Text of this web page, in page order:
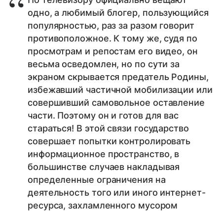
одно, а любимый блогер, пользующийся
популярностью, раз за разом говорит
противоположное. К тому же, судя по
просмотрам и репостам его видео, он
весьма осведомлен, но по сути за
экраном скрывается предатель Родины,
избежавший частичной мобилизации или
совершивший самовольное оставление
части. Поэтому он и готов для вас
стараться! В этой связи государство
совершает попытки контролировать
информационное пространство, в
большинстве случаев накладывая
определенные ограничения на
деятельность того или иного интернет-
ресурса, захламленного мусором